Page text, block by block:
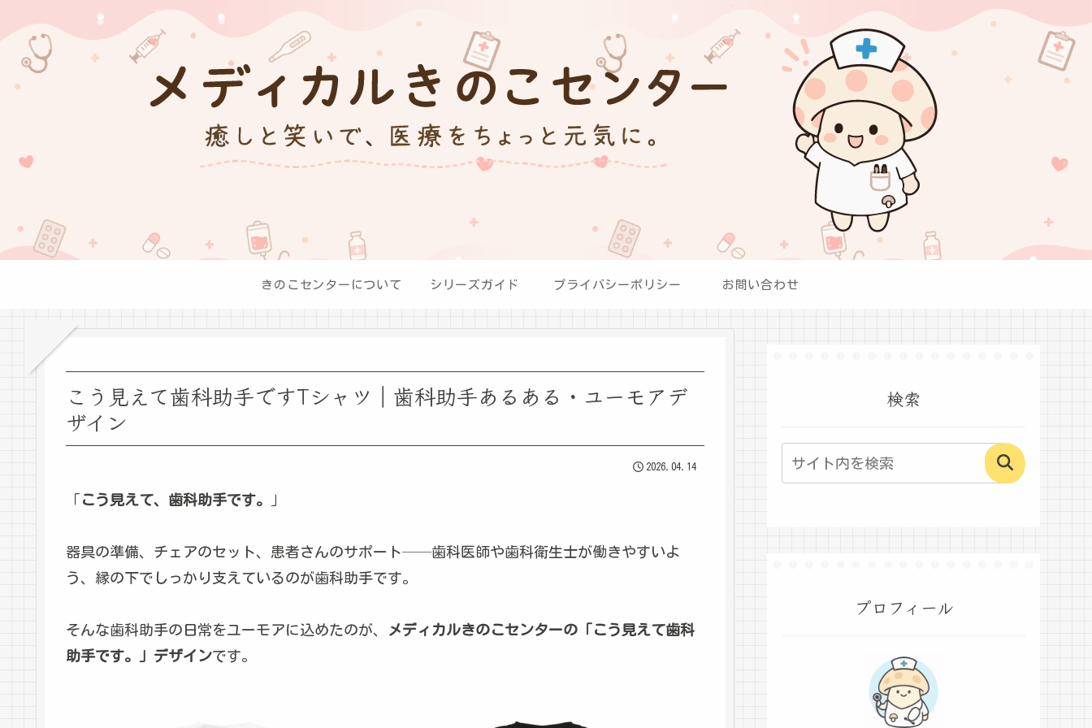
きのこセンターについて シリーズガイド プライバシーポリシー お問い合わせ
こう見えて歯科助手ですTシャツ｜歯科助手あるある・ユーモアデ
ザイン
2026.04.14
「 こう見えて、歯科助手です。 」
器具の準備、チェアのセット、患者さんのサポート──歯科医師や歯科衛生士が働きやすいよ
う、縁の下でしっかり支えているのが歯科助手です。
そんな歯科助手の日常をユーモアに込めたのが、
メディカルきのこセンターの「こう見えて歯科
助手です。」デザインです。
検索
プロフィール